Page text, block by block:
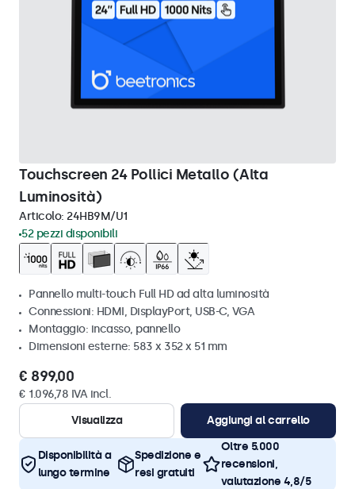
Touchscreen 24 Pollici Metallo (Alta
Luminosità)
Articolo: 24HB9M/U1
52 pezzi disponibili
Pannello multi-touch Full HD ad alta luminosità
Connessioni: HDMI, DisplayPort, USB-C, VGA
Montaggio: incasso, pannello
Dimensioni esterne: 583 x 352 x 51 mm
€ 899,00
€ 1.096,78 IVA incl.
Visualizza
Aggiungi al carrello
Disponibilità a
lungo termine
Spedizione e
resi gratuiti
Oltre 5.000
recensioni,
valutazione 4,8/5